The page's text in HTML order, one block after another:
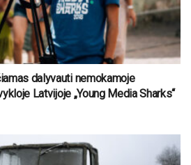
dalyvauti nemokamoje
Latvijoje „Young Media Sharks“